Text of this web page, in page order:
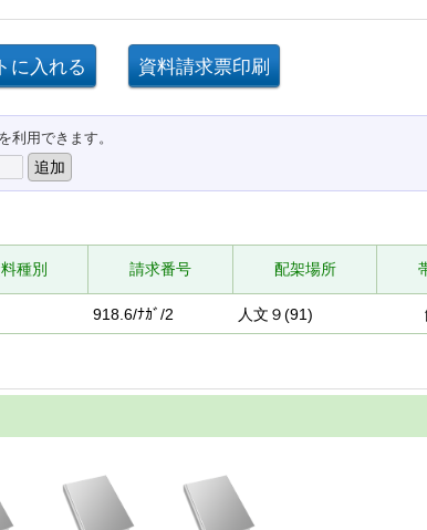
利用できます。
種別 請求番号 配架場所
918.6/ﾅｶﾞ/2 人文９(91)